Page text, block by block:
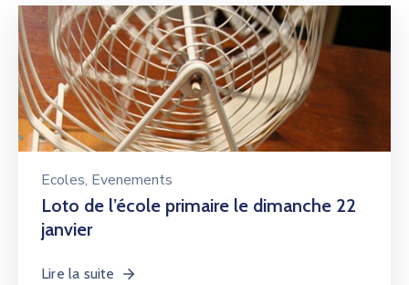
Ecoles‚ Evenements
Loto de l’école primaire le dimanche 22
janvier
Lire la suite